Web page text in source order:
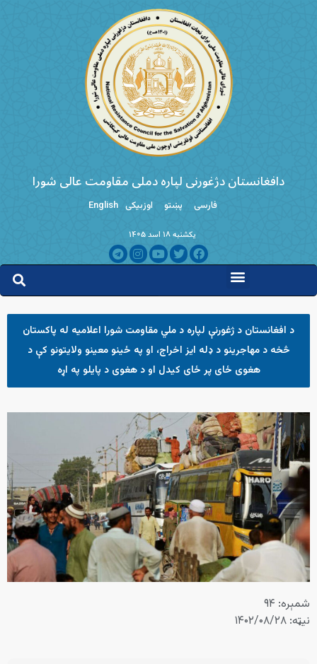
دافغانستان دژغورنی لپاره دملی مقاومت عالی شورا
فارسی پښتو اوزبیکی English
یکشنبه ۱۸ اسد ۱۴۰۵
د افغانستان د ژغورنې لپاره د ملي مقاومت شورا اعلامیه له پاکستان
څخه د مهاجرینو د ډله ایز اخراج، او په ځینو معینو ولایتونو کې د
هغوی ځای پر ځای کیدل او د هغوی د پایلو په اړه
شمېره: ۹۴
نیټه: ۱۴۰۲/۰۸/۲۸